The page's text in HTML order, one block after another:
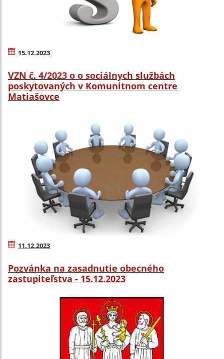
15.12.2023
VZN č. 4/2023 o o sociálnych službách
poskytovaných v Komunitnom centre
Matiašovce
11.12.2023
Pozvánka na zasadnutie obecného
zastupiteľstva - 15.12.2023